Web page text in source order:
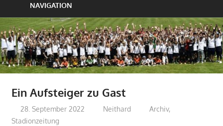
NAVIGATION
Ein Aufsteiger zu Gast
28. September 2022 Neithard Archiv,
Stadionzeitung